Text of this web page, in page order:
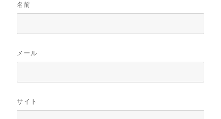
名前
メール
サイト